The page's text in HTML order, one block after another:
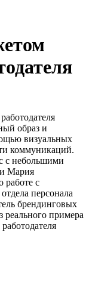
образ и
визуальных
коммуникаций.
с небольшими
Мария
работе с
персонала
брендинговых
реального примера